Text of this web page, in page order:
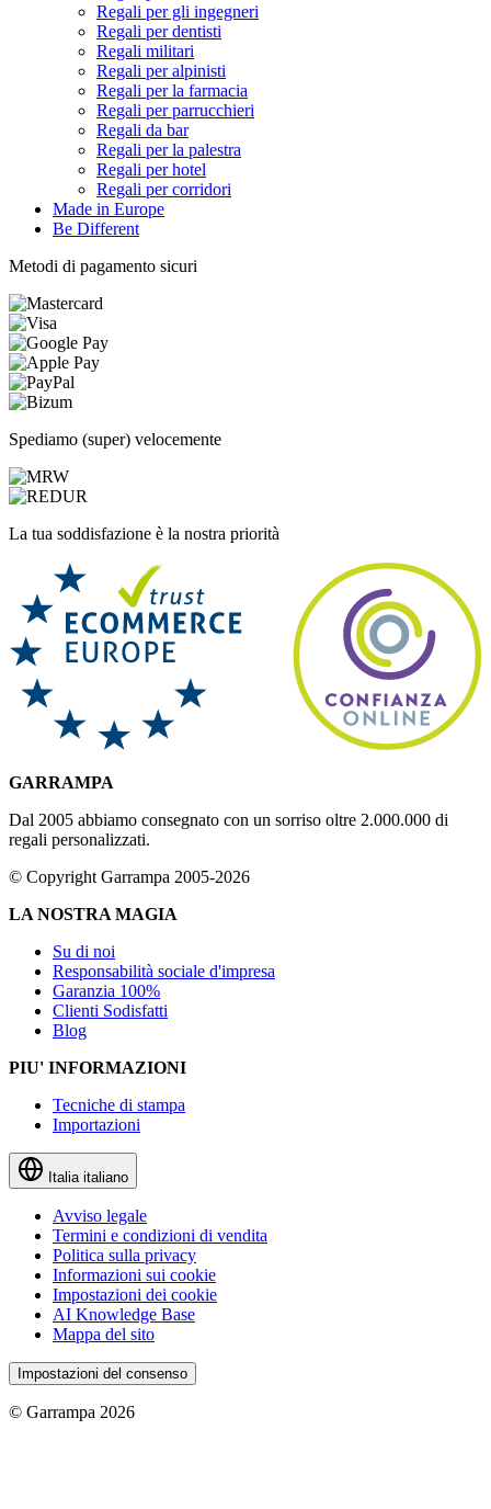
Regali per gli ingegneri
Regali per dentisti
Regali militari
Regali per alpinisti
Regali per la farmacia
Regali per parrucchieri
Regali da bar
Regali per la palestra
Regali per hotel
Regali per corridori
Made in Europe
Be Different
Metodi di pagamento sicuri
Spediamo (super) velocemente
La tua soddisfazione è la nostra priorità
GARRAMPA
Dal 2005 abbiamo consegnato con un sorriso oltre 2.000.000 di
regali personalizzati.
© Copyright Garrampa 2005-2026
LA NOSTRA MAGIA
Su di noi
Responsabilità sociale d'impresa
Garanzia 100%
Clienti Sodisfatti
Blog
PIU' INFORMAZIONI
Tecniche di stampa
Importazioni
Italia italiano
Avviso legale
Termini e condizioni di vendita
Politica sulla privacy
Informazioni sui cookie
Impostazioni dei cookie
AI Knowledge Base
Mappa del sito
Impostazioni del consenso
© Garrampa 2026